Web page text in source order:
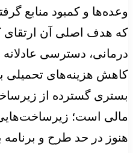
وعده‌ها و کمبود منابع
که هدف اصلی آن ارتقای
درمانی، دسترسی
کاهش هزینه‌های تحمیلی
بستری گسترده از
مالی است؛
هنوز در حد طرح و